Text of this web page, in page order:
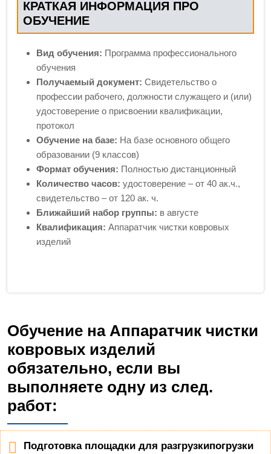
КРАТКАЯ ИНФОРМАЦИЯ ПРО
ОБУЧЕНИЕ
Вид обучения: Программа профессионального
обучения
Получаемый документ: Свидетельство о
профессии рабочего, должности служащего и (или)
удостоверение о присвоении квалификации,
протокол
Обучение на базе: На базе основного общего
образовании (9 классов)
Формат обучения: Полностью дистанционный
Количество часов: удостоверение – от 40 ак.ч.,
свидетельство – от 120 ак. ч.
Ближайший набор группы: в августе
Квалификация: Аппаратчик чистки ковровых
изделий
Обучение на Аппаратчик чистки
ковровых изделий
обязательно, если вы
выполняете одну из след.
работ:
Подготовка площадки для разгрузкипогрузки